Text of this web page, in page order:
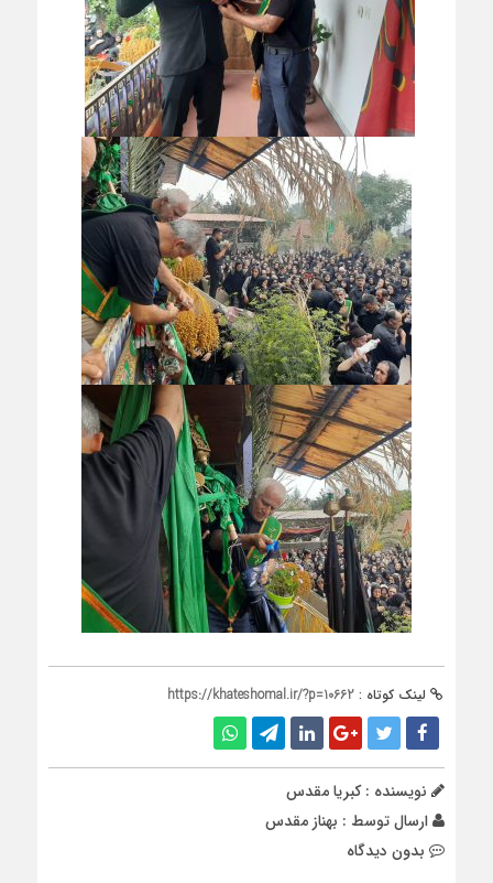
لینک کوتاه : https://khateshomal.ir/?p=10662
نویسنده : کبریا مقدس
ارسال توسط : بهناز مقدس
بدون دیدگاه